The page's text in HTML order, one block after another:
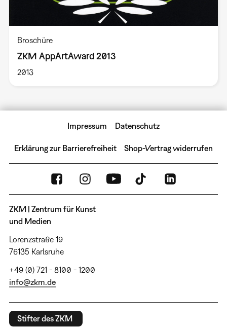
Broschüre
ZKM AppArtAward 2013
2013
Impressum Datenschutz
Erklärung zur Barrierefreiheit Shop-Vertrag widerrufen
ZKM | Zentrum für Kunst
und Medien
Lorenzstraße 19
76135 Karlsruhe
+49 (0) 721 - 8100 - 1200
info@zkm.de
Stifter des ZKM